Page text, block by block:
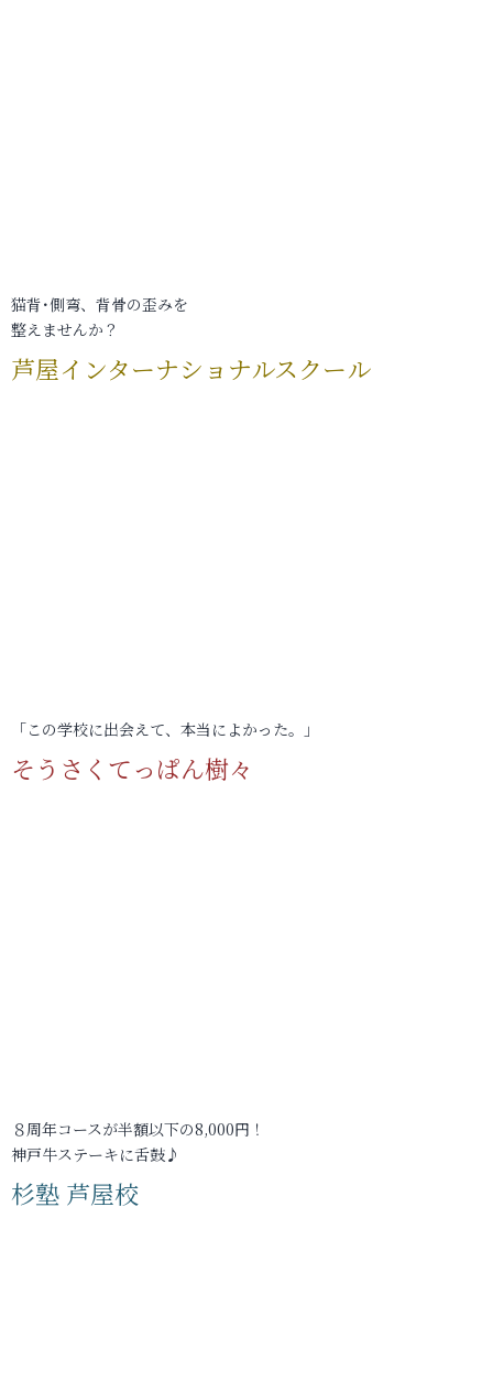
猫背･側弯、背骨の歪みを
整えませんか？
芦屋インターナショナルスクール
「この学校に出会えて、本当によかった。」
そうさくてっぱん樹々
８周年コースが半額以下の8,000円！
神戸牛ステーキに舌鼓♪
杉塾 芦屋校